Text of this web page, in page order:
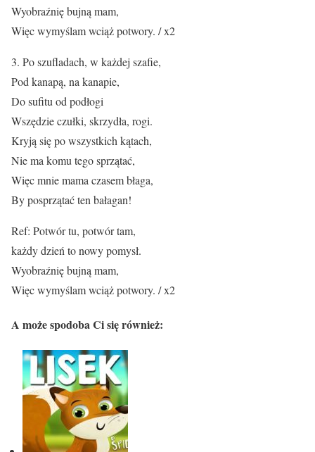
Wyobraźnię bujną mam,
Więc wymyślam wciąż potwory. / x2
3. Po szufladach, w każdej szafie,
Pod kanapą, na kanapie,
Do sufitu od podłogi
Wszędzie czułki, skrzydła, rogi.
Kryją się po wszystkich kątach,
Nie ma komu tego sprzątać,
Więc mnie mama czasem błaga,
By posprzątać ten bałagan!
Ref: Potwór tu, potwór tam,
każdy dzień to nowy pomysł.
Wyobraźnię bujną mam,
Więc wymyślam wciąż potwory. / x2
A może spodoba Ci się również: